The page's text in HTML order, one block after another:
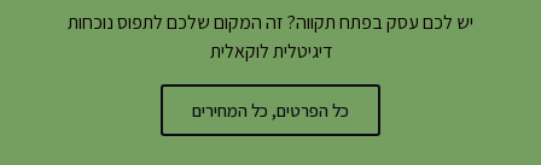
יש לכם עסק בפתח תקווה? זה המקום שלכם לתפוס נוכחות
דיגיטלית לוקאלית
כל הפרטים, כל המחירים